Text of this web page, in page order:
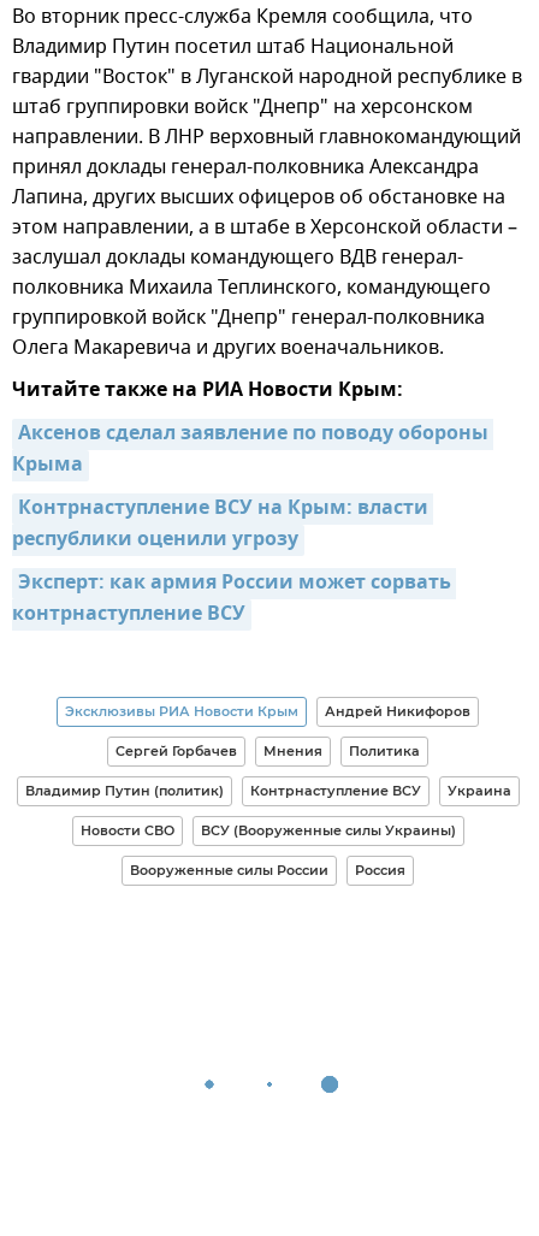
Во вторник пресс-служба Кремля сообщила, что
Владимир Путин посетил штаб Национальной
гвардии "Восток" в Луганской народной республике в
штаб группировки войск "Днепр" на херсонском
направлении. В ЛНР верховный главнокомандующий
принял доклады генерал-полковника Александра
Лапина, других высших офицеров об обстановке на
этом направлении, а в штабе в Херсонской области –
заслушал доклады командующего ВДВ генерал-
полковника Михаила Теплинского, командующего
группировкой войск "Днепр" генерал-полковника
Олега Макаревича и других военачальников.
Читайте также на РИА Новости Крым:
Аксенов сделал заявление по поводу обороны
Крыма
Контрнаступление ВСУ на Крым: власти
республики оценили угрозу
Эксперт: как армия России может сорвать
контрнаступление ВСУ
Эксклюзивы РИА Новости Крым Андрей Никифоров
Сергей Горбачев Мнения Политика
Владимир Путин (политик) Контрнаступление ВСУ Украина
Новости СВО ВСУ (Вооруженные силы Украины)
Вооруженные силы России Россия